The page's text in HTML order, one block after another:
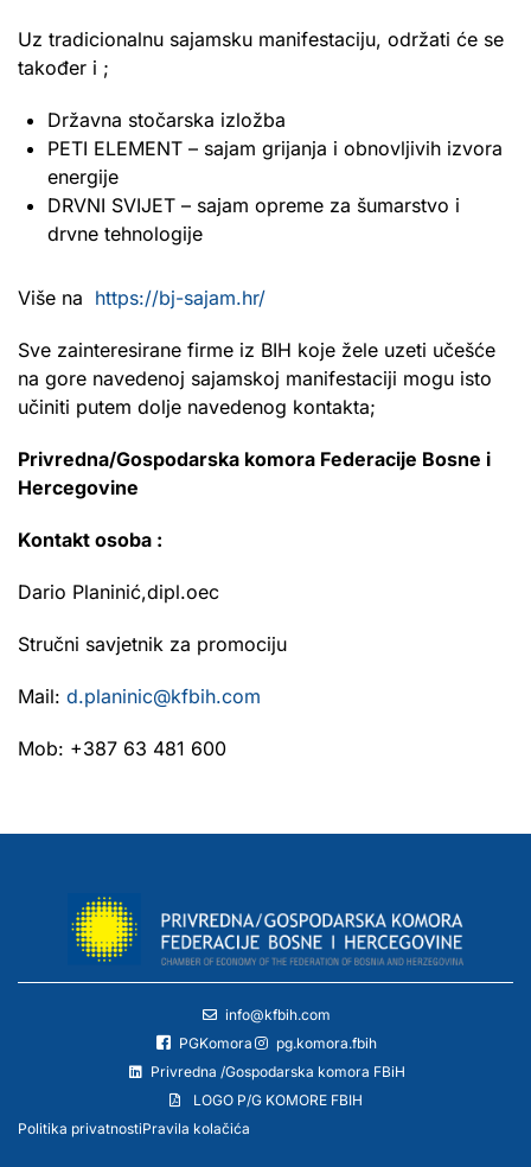
Uz tradicionalnu sajamsku manifestaciju, održati će se
također i ;
Državna stočarska izložba
PETI ELEMENT – sajam grijanja i obnovljivih izvora
energije
DRVNI SVIJET – sajam opreme za šumarstvo i
drvne tehnologije
Više na https://bj-sajam.hr/
Sve zainteresirane firme iz BIH koje žele uzeti učešće
na gore navedenoj sajamskoj manifestaciji mogu isto
učiniti putem dolje navedenog kontakta;
Privredna/Gospodarska komora Federacije Bosne i
Hercegovine
Kontakt osoba :
Dario Planinić,dipl.oec
Stručni savjetnik za promociju
Mail: d.planinic@kfbih.com
Mob: +387 63 481 600
info@kfbih.com
PGKomora
pg.komora.fbih
Privredna /Gospodarska komora FBiH
LOGO P/G KOMORE FBIH
Politika privatnostiPravila kolačića